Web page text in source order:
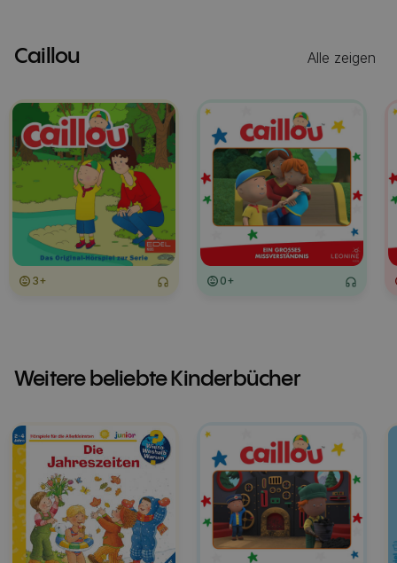
Caillou Alle zeigen
3+ 0+
Weitere beliebte Kinderbücher